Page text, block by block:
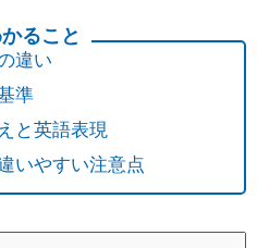
違い
準
と英語表現
いやすい注意点